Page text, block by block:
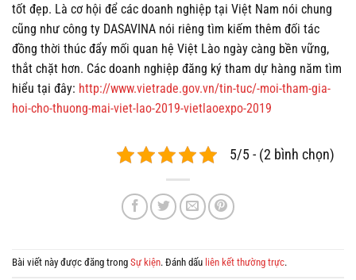
tốt đẹp. Là cơ hội để các doanh nghiệp tại Việt Nam nói chung
cũng như công ty DASAVINA nói riêng tìm kiếm thêm đối tác
đồng thời thúc đẩy mối quan hệ Việt Lào ngày càng bền vững,
thắt chặt hơn. Các doanh nghiệp đăng ký tham dự hàng năm tìm
hiểu tại đây: http://www.vietrade.gov.vn/tin-tuc/-moi-tham-gia-
hoi-cho-thuong-mai-viet-lao-2019-vietlaoexpo-2019
5/5 - (2 bình chọn)
Bài viết này được đăng trong Sự kiện. Đánh dấu liên kết thường trực.